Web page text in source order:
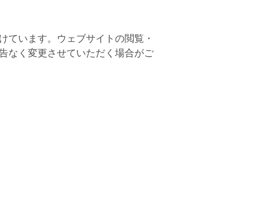
ています。ウェブサイトの閲覧・
なく変更させていただく場合がご